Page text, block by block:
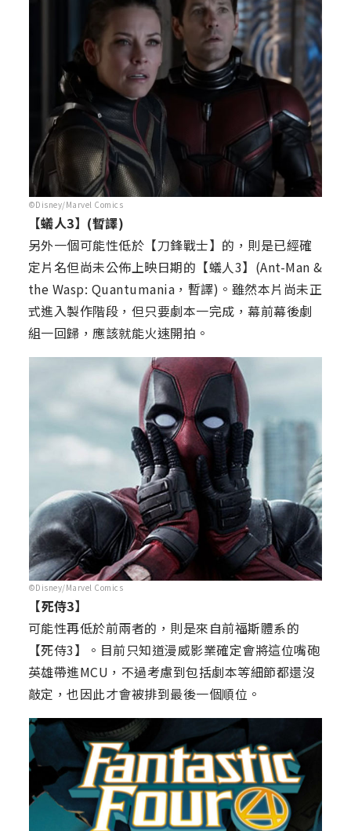
©Disney/Marvel Comics
【蟻人3】(暫譯)
另外一個可能性低於【刀鋒戰士】的，則是已經確
定片名但尚未公佈上映日期的【蟻人3】(Ant-Man &
the Wasp: Quantumania，暫譯)。雖然本片尚未正
式進入製作階段，但只要劇本一完成，幕前幕後劇
組一回歸，應該就能火速開拍。
©Disney/Marvel Comics
【死侍3】
可能性再低於前兩者的，則是來自前福斯體系的
【死侍3】。目前只知道漫威影業確定會將這位嘴砲
英雄帶進MCU，不過考慮到包括劇本等細節都還沒
敲定，也因此才會被排到最後一個順位。